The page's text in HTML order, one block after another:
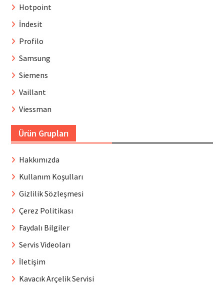
Hotpoint
İndesit
Profilo
Samsung
Siemens
Vaillant
Viessman
Ürün Grupları
Hakkımızda
Kullanım Koşulları
Gizlilik Sözleşmesi
Çerez Politikası
Faydalı Bilgiler
Servis Videoları
İletişim
Kavacık Arçelik Servisi